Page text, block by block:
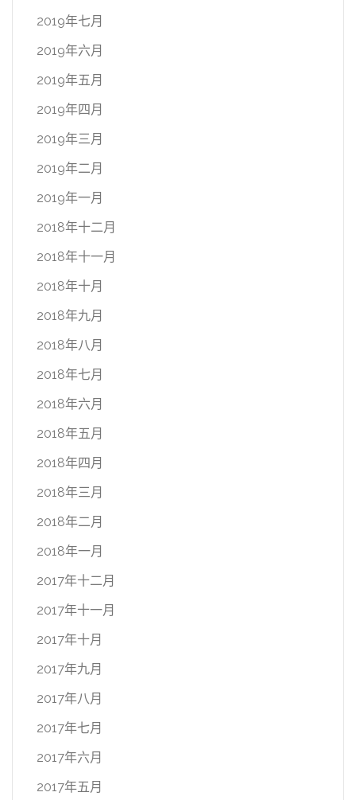
2019年七月
2019年六月
2019年五月
2019年四月
2019年三月
2019年二月
2019年一月
2018年十二月
2018年十一月
2018年十月
2018年九月
2018年八月
2018年七月
2018年六月
2018年五月
2018年四月
2018年三月
2018年二月
2018年一月
2017年十二月
2017年十一月
2017年十月
2017年九月
2017年八月
2017年七月
2017年六月
2017年五月